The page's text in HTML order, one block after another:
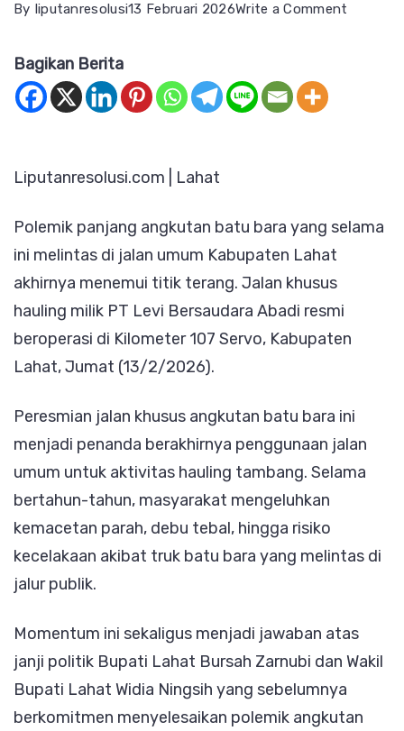
By liputanresolusi13 Februari 2026Write a Comment
Khusus
Lahat
dan
Debu
Bagikan Berita
Liputanresolusi.com | Lahat
Polemik panjang angkutan batu bara yang selama
ini melintas di jalan umum Kabupaten Lahat
akhirnya menemui titik terang. Jalan khusus
hauling milik PT Levi Bersaudara Abadi resmi
beroperasi di Kilometer 107 Servo, Kabupaten
Lahat, Jumat (13/2/2026).
Peresmian jalan khusus angkutan batu bara ini
menjadi penanda berakhirnya penggunaan jalan
umum untuk aktivitas hauling tambang. Selama
bertahun-tahun, masyarakat mengeluhkan
kemacetan parah, debu tebal, hingga risiko
kecelakaan akibat truk batu bara yang melintas di
jalur publik.
Momentum ini sekaligus menjadi jawaban atas
janji politik Bupati Lahat Bursah Zarnubi dan Wakil
Bupati Lahat Widia Ningsih yang sebelumnya
berkomitmen menyelesaikan polemik angkutan